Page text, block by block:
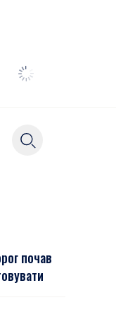
почав